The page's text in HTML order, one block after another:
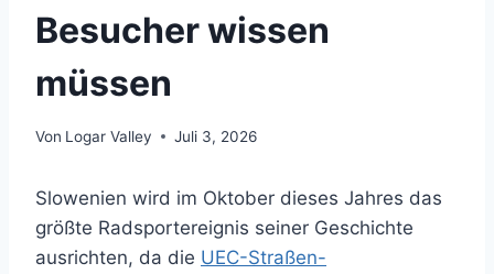
Besucher wissen
müssen
Von Logar Valley Juli 3, 2026
Slowenien wird im Oktober dieses Jahres das
größte Radsportereignis seiner Geschichte
ausrichten, da die UEC-Straßen-